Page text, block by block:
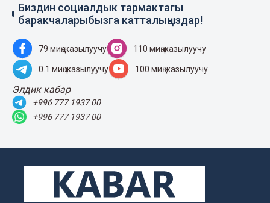
Биздин социалдык тармактагы
баракчаларыбызга катталыңыздар!
79 миң жазылуучу 110 миң жазылуучу
0.1 миң жазылуучу 100 миң жазылуучу
Элдик кабар
+996 777 1937 00
+996 777 1937 00